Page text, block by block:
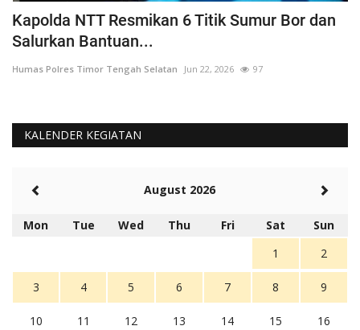
Kapolda NTT Resmikan 6 Titik Sumur Bor dan
Salurkan Bantuan...
Humas Polres Timor Tengah Selatan Jun 22, 2026 97
KALENDER KEGIATAN
August 2026
Mon Tue Wed Thu Fri Sat
Sun
1
2
3 4 5 6 7 8 9
10 11 12 13 14 15 16